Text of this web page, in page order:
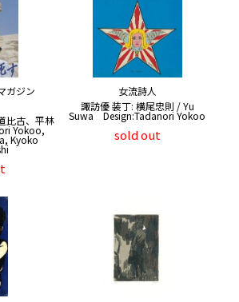
ガジン
比古、平林
Yokoo,
Kyoko
女流詩人
諏訪優 装丁: 横尾忠則 / Yu
Suwa Design:Tadanori Yokoo
sold out